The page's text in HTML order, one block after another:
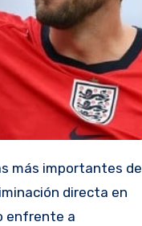
más importantes de
directa en
enfrente a